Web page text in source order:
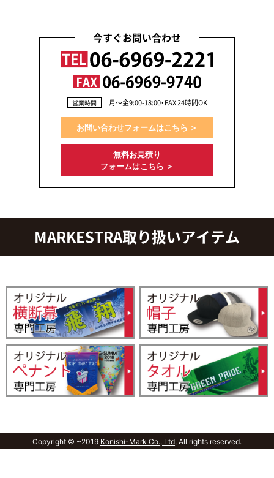
今すぐお問い合わせ
営業時間 月〜金9:00-18:00・FAX 24時間OK
お問い合わせフォームはこちら ＞
無料お見積り
フォームはこちら ＞
MARKESTRA取り扱いアイテム
Copyright © ~2019 Konishi-Mark Co., Ltd,All rights reserved.